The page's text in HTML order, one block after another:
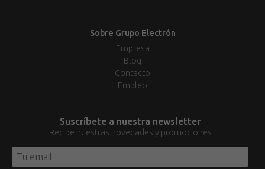
Sobre Grupo Electrón
Empresa
Blog
Contacto
Empleo
Suscríbete a nuestra newsletter
Recibe nuestras novedades y promociones